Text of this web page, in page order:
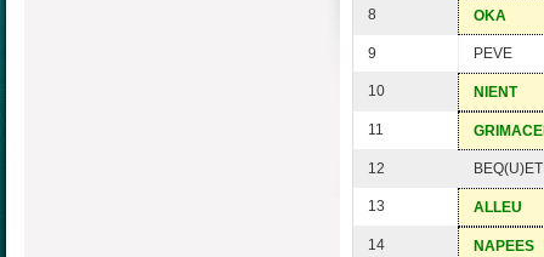
8 OKA
9 PEVE
10 NIENT
11
12
13 ALLEU
14 NAPEES